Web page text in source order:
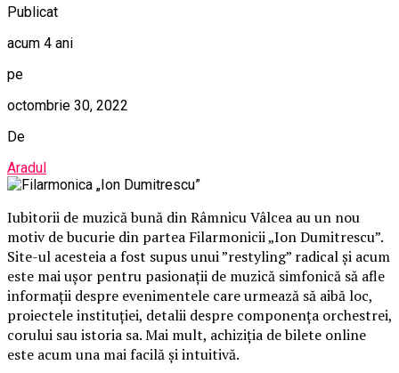
Publicat
acum 4 ani
pe
octombrie 30, 2022
De
Aradul
Iubitorii de muzică bună din Râmnicu Vâlcea au un nou
motiv de bucurie din partea Filarmonicii „Ion Dumitrescu”.
Site-ul acesteia a fost supus unui ”restyling” radical şi acum
este mai uşor pentru pasionaţii de muzică simfonică să afle
informaţii despre evenimentele care urmează să aibă loc,
proiectele instituției, detalii despre componenţa orchestrei,
corului sau istoria sa. Mai mult, achiziţia de bilete online
este acum una mai facilă şi intuitivă.